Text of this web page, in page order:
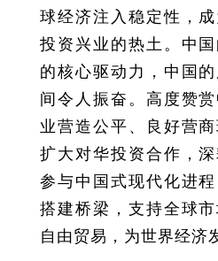
球经济注入稳定性，
投资兴业的热土。中
的核心驱动力，中国
间令人振奋。高度赞
业营造公平、良好营
扩大对华投资合作，
参与中国式现代化进
搭建桥梁，支持全球
自由贸易，为世界经济